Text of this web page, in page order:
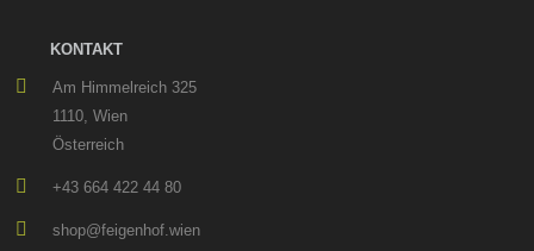
KONTAKT
Am Himmelreich 325
1110, Wien
Österreich
+43 664 422 44 80
shop@feigenhof.wien